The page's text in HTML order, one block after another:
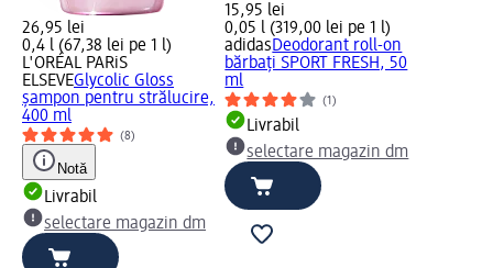
26,95 lei
0,4 l (67,38 lei pe 1 l)
L'ORÉAL PARiS
ELSEVEGlycolic Gloss
șampon pentru strălucire,
400 ml
(8)
Notă
Livrabil
selectare magazin dm
15,95 lei
0,05 l (319,00 lei pe 1 l)
adidasDeodorant roll-on
bărbați SPORT FRESH, 50
ml
(1)
Livrabil
selectare magazin dm